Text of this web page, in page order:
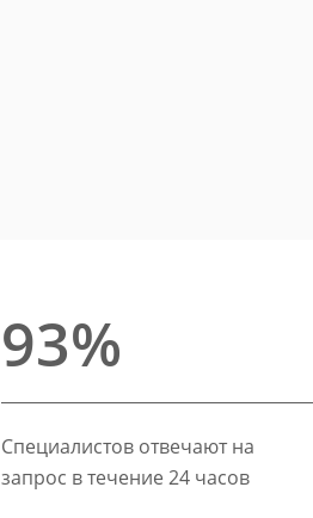
93%
Специалистов отвечают на
запрос в течение 24 часов